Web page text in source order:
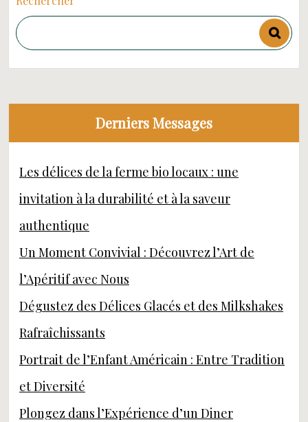
Derniers Messages
Les délices de la ferme bio locaux : une
invitation à la durabilité et à la saveur
authentique
Un Moment Convivial : Découvrez l’Art de
l’Apéritif avec Nous
Dégustez des Délices Glacés et des Milkshakes
Rafraîchissants
Portrait de l’Enfant Américain : Entre Tradition
et Diversité
Plongez dans l’Expérience d’un Diner